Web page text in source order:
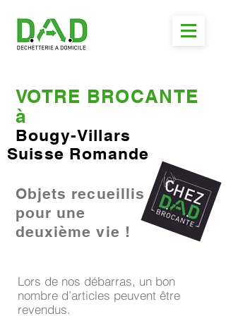
VOTRE BROCANTE
à
Bougy-Villars
Suisse Romande
Objets recueillis
pour une
deuxième vie !
Lors de nos débarras, un bon
nombre d’articles peuvent être
revendus.